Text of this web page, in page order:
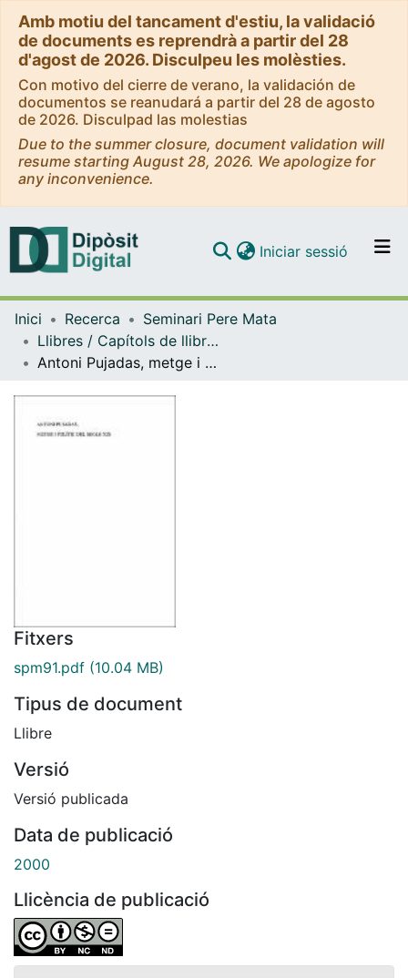
Amb motiu del tancament d'estiu, la validació
de documents es reprendrà a partir del 28
d'agost de 2026. Disculpeu les molèsties.
Con motivo del cierre de verano, la validación de
documentos se reanudará a partir del 28 de agosto
de 2026. Disculpad las molestias
Due to the summer closure, document validation will
resume starting August 28, 2026. We apologize for
any inconvenience.
Navega per tot el DD
Com publicar
Iniciar sessió (current)
Inici Recerca
Seminari Pere Mata
Llibres / Capítols de llibre (Seminari Pere Mata)
Antoni Pujadas, metge i polític del segle XIX
Fitxers
spm91.pdf (10.04 MB)
Tipus de document
Llibre
Versió
Versió publicada
Data de publicació
2000
Llicència de publicació